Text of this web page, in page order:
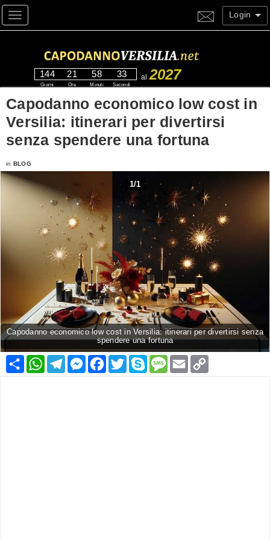
Toggle navigation Login
144
Giorni
21
Ore
58
Minuti
33
Secondi
al 2027
Capodanno economico low cost in
Versilia: itinerari per divertirsi
senza spendere una fortuna
in BLOG
1/1
Capodanno economico low cost in Versilia: itinerari per divertirsi senza
spendere una fortuna
Condividi
WhatsApp
Telegram
Messenger
Facebook
TwitterSkypeMessage
Email